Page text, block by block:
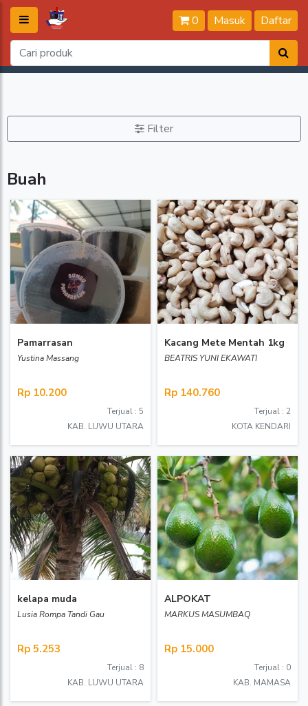
0 Masuk Daftar
Filter
Buah
Pamarrasan
Yustina Massang
Rp 10.200
Terjual : 5
KAB. LUWU UTARA
Kacang Mete Mentah 1kg
BEATRIS YUNI EKAWATI
Rp 140.760
Terjual : 2
KOTA KENDARI
kelapa muda
Lusia Rompa Tandi Gau
Rp 5.253
Terjual : 8
KAB. LUWU UTARA
ALPOKAT
MARKUS MASUMBAQ
Rp 15.000
Terjual : 0
KAB. MAMASA